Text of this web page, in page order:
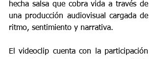
hecha salsa que cobra vida a través de
una producción audiovisual cargada de
ritmo, sentimiento y narrativa.
El videoclip cuenta con la participación